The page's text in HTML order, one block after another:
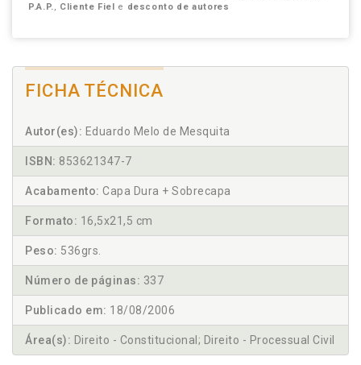
P.A.P., Cliente Fiel e desconto de autores
FICHA TÉCNICA
Autor(es): Eduardo Melo de Mesquita
ISBN: 853621347-7
Acabamento: Capa Dura + Sobrecapa
Formato: 16,5x21,5 cm
Peso: 536grs.
Número de páginas: 337
Publicado em: 18/08/2006
Área(s): Direito - Constitucional; Direito - Processual Civil